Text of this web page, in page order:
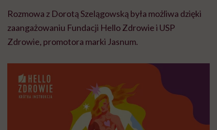
Rozmowa z Dorotą Szelągowską była możliwa dzięki
zaangażowaniu Fundacji Hello Zdrowie i USP
Zdrowie, promotora marki Jasnum.